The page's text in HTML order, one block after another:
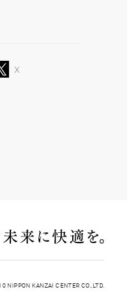
X
NIPPON KANZAI CENTER CO.,LTD.